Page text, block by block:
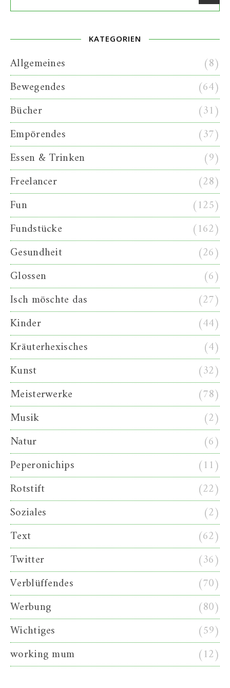
KATEGORIEN
Allgemeines
(8)
Bewegendes
(64)
Bücher
(31)
Empörendes
(37)
Essen & Trinken
(9)
Freelancer
(28)
Fun
(125)
Fundstücke
(162)
Gesundheit
(26)
Glossen
(6)
Isch möschte das
(27)
Kinder
(44)
Kräuterhexisches
(4)
Kunst
(32)
Meisterwerke
(78)
Musik
(2)
Natur
(6)
Peperonichips
(11)
Rotstift
(22)
Soziales
(2)
Text
(62)
Twitter
(36)
Verblüffendes
(70)
Werbung
(80)
Wichtiges
(59)
working mum
(12)